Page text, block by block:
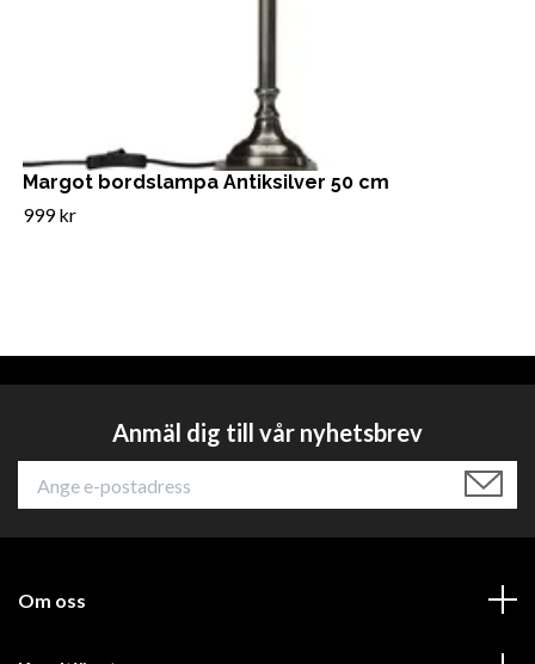
Margot bordslampa Antiksilver 50 cm
999 kr
Anmäl dig till vår nyhetsbrev
Om oss